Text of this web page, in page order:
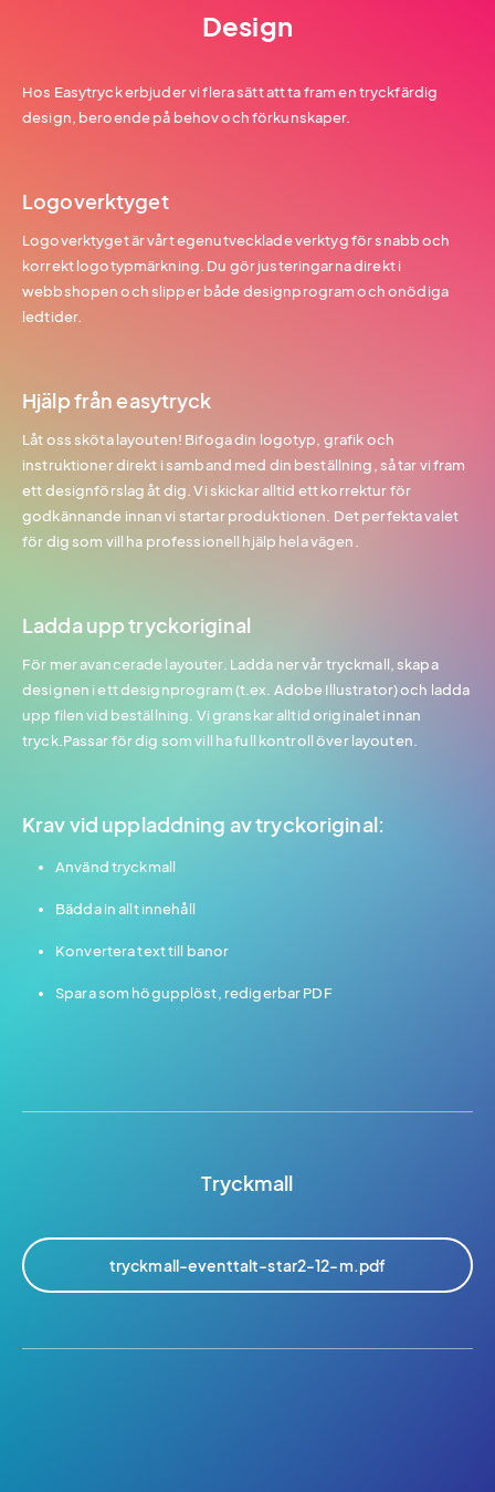
Design
Hos Easytryck erbjuder vi flera sätt att ta fram en tryckfärdig
design, beroende på behov och förkunskaper.
Logoverktyget
Logoverktyget är vårt egenutvecklade verktyg för snabb och
korrekt logotypmärkning. Du gör justeringarna direkt i
webbshopen och slipper både designprogram och onödiga
ledtider.
Hjälp från easytryck
Låt oss sköta layouten! Bifoga din logotyp, grafik och
instruktioner direkt i samband med din beställning, så tar vi fram
ett designförslag åt dig. Vi skickar alltid ett korrektur för
godkännande innan vi startar produktionen. Det perfekta valet
för dig som vill ha professionell hjälp hela vägen.
Ladda upp tryckoriginal
För mer avancerade layouter. Ladda ner vår tryckmall, skapa
designen i ett designprogram (t.ex. Adobe Illustrator) och ladda
upp filen vid beställning. Vi granskar alltid originalet innan
tryck.Passar för dig som vill ha full kontroll över layouten.
Krav vid uppladdning av tryckoriginal:
Använd tryckmall
Bädda in allt innehåll
Konvertera text till banor
Spara som högupplöst, redigerbar PDF
Tryckmall
tryckmall-eventtalt-star2-12-m.pdf